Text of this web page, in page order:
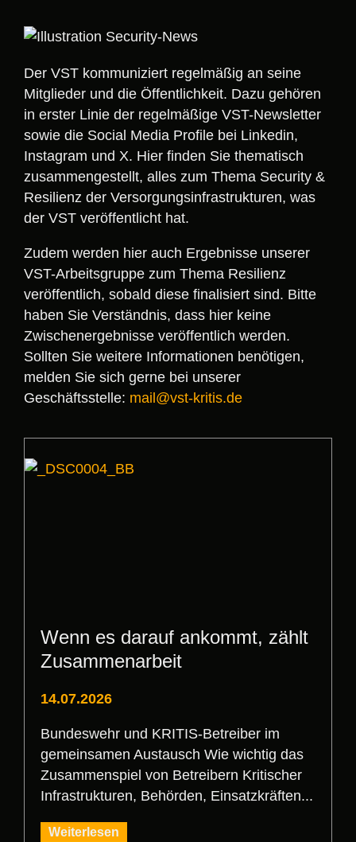
Der VST kommuniziert regelmäßig an seine
Mitglieder und die Öffentlichkeit. Dazu gehören
in erster Linie der regelmäßige VST-Newsletter
sowie die Social Media Profile bei Linkedin,
Instagram und X. Hier finden Sie thematisch
zusammengestellt, alles zum Thema Security &
Resilienz der Versorgungsinfrastrukturen, was
der VST veröffentlicht hat.
Zudem werden hier auch Ergebnisse unserer
VST-Arbeitsgruppe zum Thema Resilienz
veröffentlich, sobald diese finalisiert sind. Bitte
haben Sie Verständnis, dass hier keine
Zwischenergebnisse veröffentlich werden.
Sollten Sie weitere Informationen benötigen,
melden Sie sich gerne bei unserer
Geschäftsstelle: mail@vst-kritis.de
Wenn es darauf ankommt, zählt
Zusammenarbeit
14.07.2026
Bundeswehr und KRITIS-Betreiber im
gemeinsamen Austausch Wie wichtig das
Zusammenspiel von Betreibern Kritischer
Infrastrukturen, Behörden, Einsatzkräften...
Weiterlesen